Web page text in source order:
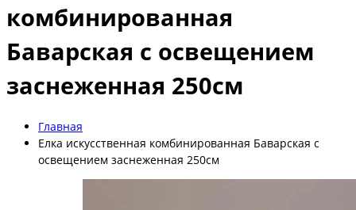
комбинированная
Баварская с освещением
заснеженная 250см
Главная
Елка искусственная комбинированная Баварская с
освещением заснеженная 250см